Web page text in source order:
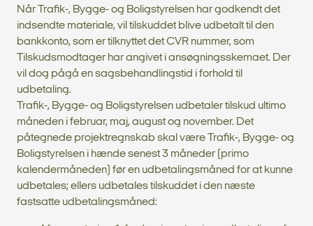
Når Trafik-, Bygge- og Boligstyrelsen har godkendt det
indsendte materiale, vil tilskuddet blive udbetalt til den
bankkonto, som er tilknyttet det CVR nummer, som
Tilskudsmodtager har angivet i ansøgningsskemaet. Der
vil dog pågå en sagsbehandlingstid i forhold til
udbetaling.
Trafik-, Bygge- og Boligstyrelsen udbetaler tilskud ultimo
måneden i februar, maj, august og november. Det
påtegnede projektregnskab skal være Trafik-, Bygge- og
Boligstyrelsen i hænde senest 3 måneder (primo
kalendermåneden) før en udbetalingsmåned for at kunne
udbetales; ellers udbetales tilskuddet i den næste
fastsatte udbetalingsmåned: